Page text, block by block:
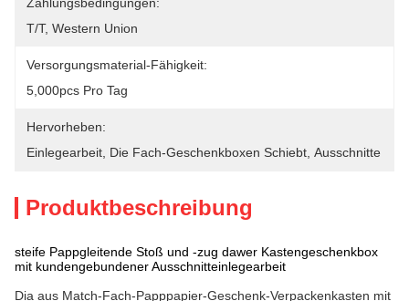
T/T, Western Union
Versorgungsmaterial-Fähigkeit:
5,000pcs Pro Tag
Hervorheben:
Einlegearbeit Die Fach-Geschenkboxen Schiebt Ausschnitte
Produktbeschreibung
steife Pappgleitende Stoß und -zug dawer Kastengeschenkbox
mit kundengebundener Ausschnitteinlegearbeit
Dia aus Match-Fach-Papppapier-Geschenk-Verpackenkasten mit